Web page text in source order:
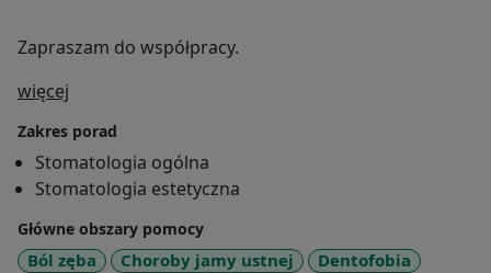
Zapraszam do współpracy.
więcej
Zakres porad
Stomatologia ogólna
Stomatologia estetyczna
Główne obszary pomocy
Ból zęba Choroby jamy ustnej
Dentofobia